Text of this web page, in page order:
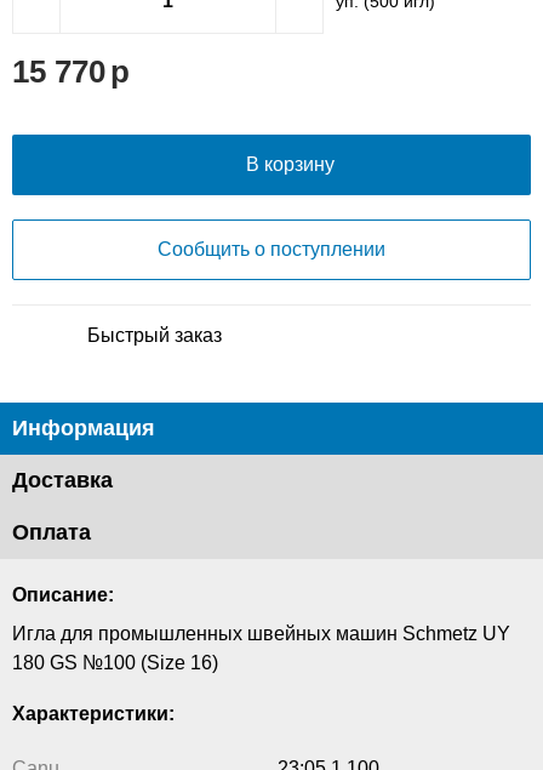
15 770
В корзину
Сообщить о поступлении
Быстрый заказ
Информация
Доставка
Оплата
Описание:
Игла для промышленных швейных машин Schmetz UY
180 GS №100 (Size 16)
Характеристики: